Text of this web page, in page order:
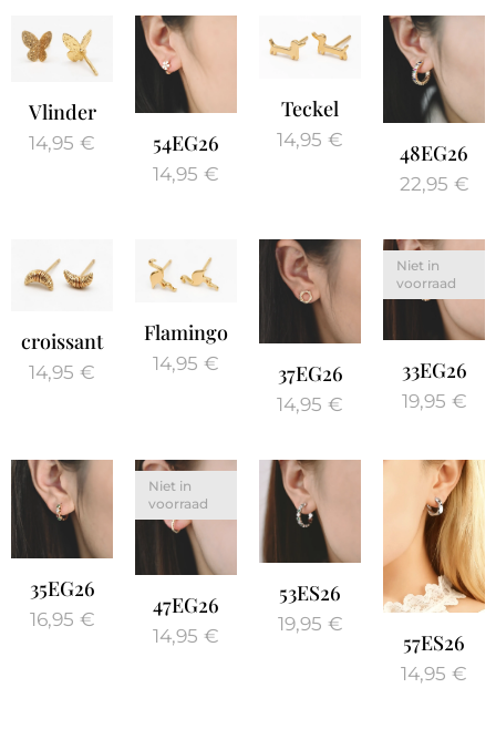
Vlinder
14,95 € 54EG26
14,95 €
Teckel
14,95 € 48EG26
22,95 €
croissant
14,95 €
Flamingo
14,95 € 37EG26
14,95 €
33EG26
Niet in
voorraad
19,95 €
35EG26
16,95 €
47EG26
Niet in
voorraad
14,95 €
53ES26
19,95 €
57ES26
14,95 €